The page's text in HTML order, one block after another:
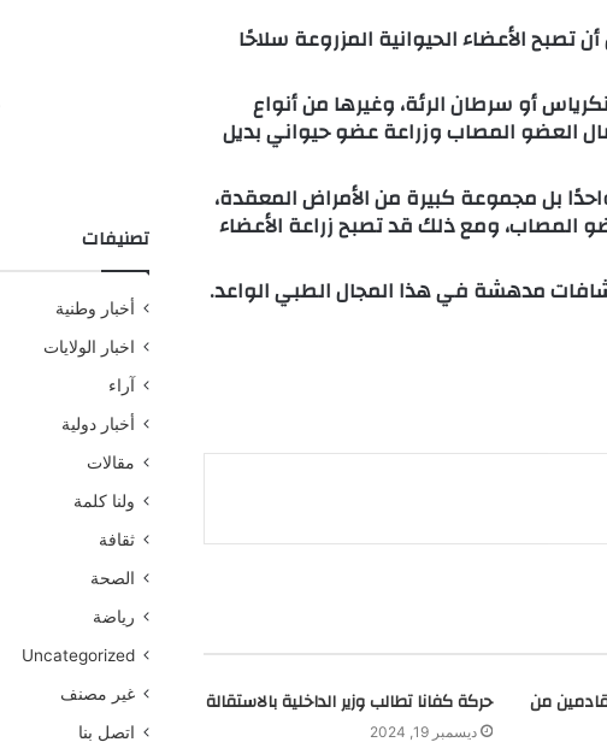
الأعضاء الحيوانية المزروعة سلاحًا
أو سرطان الرئة، وغيرها من أنواع
العضو المصاب وزراعة عضو حيواني بديل
بل مجموعة كبيرة من الأمراض المعقدة،
المصاب، ومع ذلك قد تصبح زراعة الأعضاء
مدهشة في هذا المجال الطبي الواعد.
من حركة كفانا تطالب وزير الداخلية بالاستقالة
ديسمبر 19, 2024
تصنيفات
أخبار وطنية
اخبار الولايات
آراء
أخبار دولية
مقالات
ولنا كلمة
ثقافة
الصحة
رياضة
Uncategorized
غير مصنف
اتصل بنا